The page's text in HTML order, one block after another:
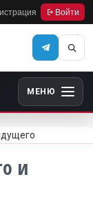
Войти
МЕНЮ
и